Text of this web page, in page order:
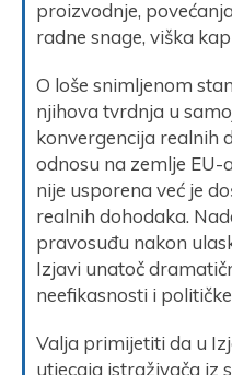
proizvodnje,
radne snage, viška
O loše snimljenom
njihova tvrdnja u
konvergencija realnih
odnosu na zemlje EU-
nije usporena već je
realnih dohodaka.
pravosuđu nakon
Izjavi unatoč
neefikasnosti i
Valja primijetiti da u
utjecaja istraživača iz